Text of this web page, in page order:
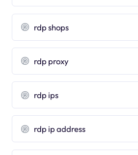
rdp shops
rdp proxy
rdp ips
rdp ip address